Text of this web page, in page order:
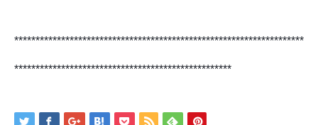
********************************************************************
***************************************************